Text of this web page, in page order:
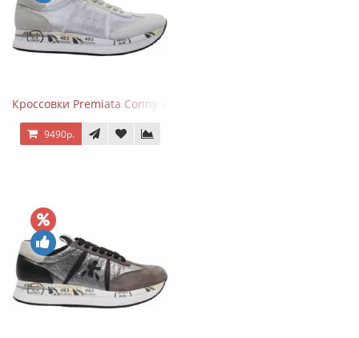
Кроссовки Premiata Conny Combi Grey
9490р.